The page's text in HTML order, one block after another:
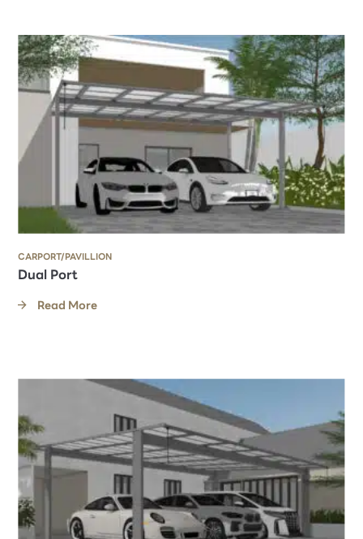
CARPORT/PAVILLION
Dual Port
Read More